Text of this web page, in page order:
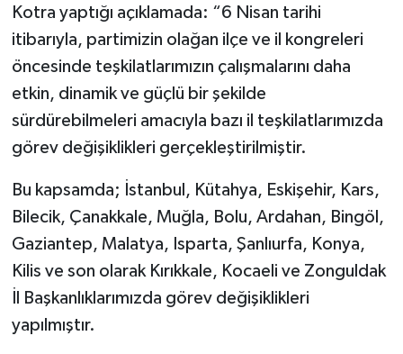
Kotra yaptığı açıklamada: “6 Nisan tarihi
itibarıyla, partimizin olağan ilçe ve il kongreleri
öncesinde teşkilatlarımızın çalışmalarını daha
etkin, dinamik ve güçlü bir şekilde
sürdürebilmeleri amacıyla bazı il teşkilatlarımızda
görev değişiklikleri gerçekleştirilmiştir.
Bu kapsamda; İstanbul, Kütahya, Eskişehir, Kars,
Bilecik, Çanakkale, Muğla, Bolu, Ardahan, Bingöl,
Gaziantep, Malatya, Isparta, Şanlıurfa, Konya,
Kilis ve son olarak Kırıkkale, Kocaeli ve Zonguldak
İl Başkanlıklarımızda görev değişiklikleri
yapılmıştır.